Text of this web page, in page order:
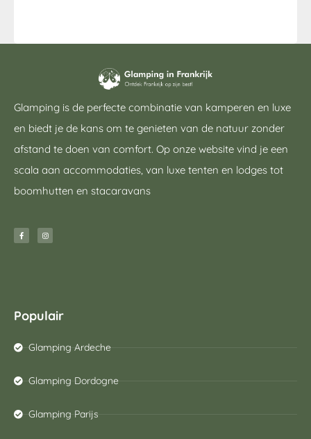
Glamping is de perfecte combinatie van kamperen en luxe
en biedt je de kans om te genieten van de natuur zonder
afstand te doen van comfort. Op onze website vind je een
scala aan accommodaties, van luxe tenten en lodges tot
boomhutten en stacaravans
Populair
Glamping Ardeche
Glamping Dordogne
Glamping Parijs